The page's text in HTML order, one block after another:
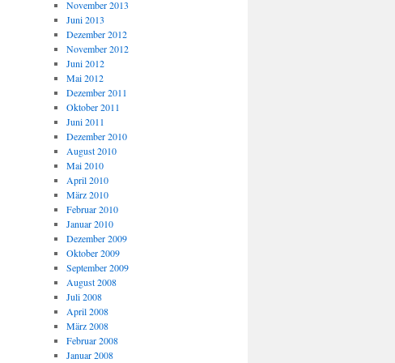
November 2013
Juni 2013
Dezember 2012
November 2012
Juni 2012
Mai 2012
Dezember 2011
Oktober 2011
Juni 2011
Dezember 2010
August 2010
Mai 2010
April 2010
März 2010
Februar 2010
Januar 2010
Dezember 2009
Oktober 2009
September 2009
August 2008
Juli 2008
April 2008
März 2008
Februar 2008
Januar 2008